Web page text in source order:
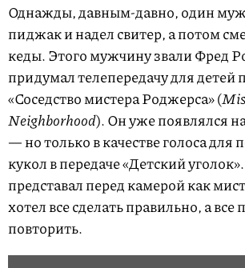
Однажды, давным-давно, один
пиджак и надел свитер, а потом
кеды. Этого мужчину звали Фред
придумал телепередачу для детей
«Соседство мистера Роджерса» (
Neighborhood). Он уже появлялся
— но только в качестве голоса для
кукол в передаче «Детский
представал перед камерой как
хотел все сделать правильно, а
повторить.